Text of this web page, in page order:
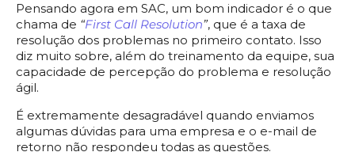
Pensando agora em SAC, um bom indicador é o que
chama de “First Call Resolution”, que é a taxa de
resolução dos problemas no primeiro contato. Isso
diz muito sobre, além do treinamento da equipe, sua
capacidade de percepção do problema e resolução
ágil.
É extremamente desagradável quando enviamos
algumas dúvidas para uma empresa e o e-mail de
retorno não respondeu todas as questões.